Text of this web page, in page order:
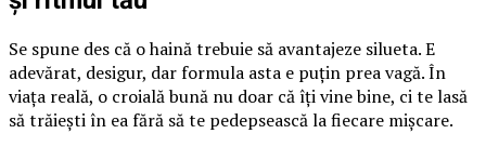
Se spune des că o haină trebuie să avantajeze silueta. E
adevărat, desigur, dar formula asta e puțin prea vagă. În
viața reală, o croială bună nu doar că îți vine bine, ci te lasă
să trăiești în ea fără să te pedepsească la fiecare mișcare.